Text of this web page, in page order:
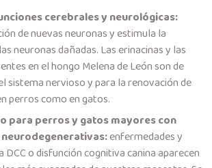
cerebrales y neurológicas:
de nuevas neuronas y estimula la
neuronas dañadas. Las erinacinas y las
en el hongo Melena de León son de
sistema nervioso y para la renovación de
perros como en gatos.
para perros y gatos mayores con
enfermedades y
o disfunción cognitiva canina aparecen